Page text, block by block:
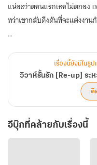
แน่ละว่าตอนแรกเธอไม่ตกลง
ทว่าเขากลับดึงดันที่จะแต่งงาน
โอย...ถึงจะหน้าดุแค่ไหน แต่นี่
แถมยังไม่ใช่ประเภทหวานรับ
ถ้าปล่อยให้หลุดมือไป เธอก็โง่
แต่ว่าถ้าแต่งงานกันแล้ว เธอมีจุ
หากเขารู้เข้าละก็...จะเป็นยังไงกั
***************
เรื่องนี้ยังมีในรู
ติ
อีบุ๊กที่คล้ายกับเรื่องนี้